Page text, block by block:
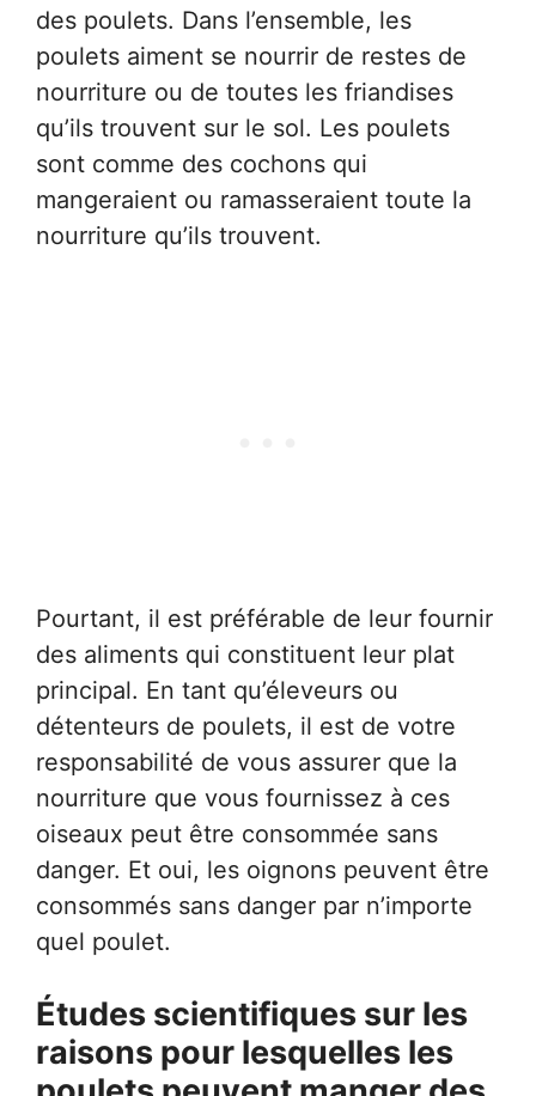
des poulets. Dans l’ensemble, les
poulets aiment se nourrir de restes de
nourriture ou de toutes les friandises
qu’ils trouvent sur le sol. Les poulets
sont comme des cochons qui
mangeraient ou ramasseraient toute la
nourriture qu’ils trouvent.
Pourtant, il est préférable de leur fournir
des aliments qui constituent leur plat
principal. En tant qu’éleveurs ou
détenteurs de poulets, il est de votre
responsabilité de vous assurer que la
nourriture que vous fournissez à ces
oiseaux peut être consommée sans
danger. Et oui, les oignons peuvent être
consommés sans danger par n’importe
quel poulet.
Études scientifiques sur les
raisons pour lesquelles les